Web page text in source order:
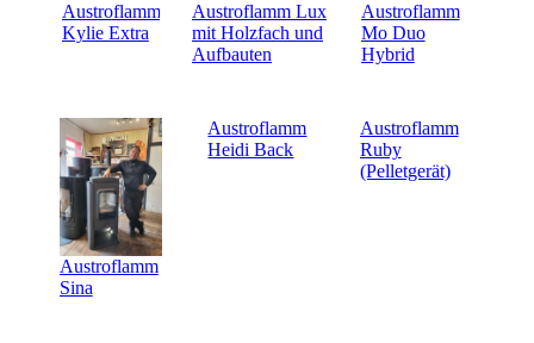
Austroflamm
Kylie Extra
Austroflamm Lux
mit Holzfach und
Aufbauten
Austroflamm
Mo Duo
Hybrid
Austroflamm
Sina
Austroflamm
Heidi Back
Austroflamm
Ruby
(Pelletgerät)